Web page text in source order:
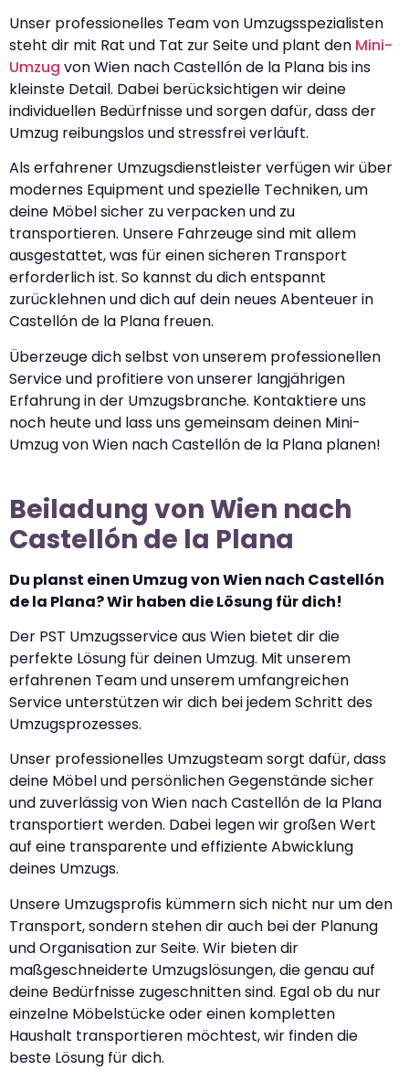
Unser professionelles Team von Umzugsspezialisten
steht dir mit Rat und Tat zur Seite und plant den Mini-
Umzug von Wien nach Castellón de la Plana bis ins
kleinste Detail. Dabei berücksichtigen wir deine
individuellen Bedürfnisse und sorgen dafür, dass der
Umzug reibungslos und stressfrei verläuft.
Als erfahrener Umzugsdienstleister verfügen wir über
modernes Equipment und spezielle Techniken, um
deine Möbel sicher zu verpacken und zu
transportieren. Unsere Fahrzeuge sind mit allem
ausgestattet, was für einen sicheren Transport
erforderlich ist. So kannst du dich entspannt
zurücklehnen und dich auf dein neues Abenteuer in
Castellón de la Plana freuen.
Überzeuge dich selbst von unserem professionellen
Service und profitiere von unserer langjährigen
Erfahrung in der Umzugsbranche. Kontaktiere uns
noch heute und lass uns gemeinsam deinen Mini-
Umzug von Wien nach Castellón de la Plana planen!
Beiladung von Wien nach
Castellón de la Plana
Du planst einen Umzug von Wien nach Castellón
de la Plana? Wir haben die Lösung für dich!
Der PST Umzugsservice aus Wien bietet dir die
perfekte Lösung für deinen Umzug. Mit unserem
erfahrenen Team und unserem umfangreichen
Service unterstützen wir dich bei jedem Schritt des
Umzugsprozesses.
Unser professionelles Umzugsteam sorgt dafür, dass
deine Möbel und persönlichen Gegenstände sicher
und zuverlässig von Wien nach Castellón de la Plana
transportiert werden. Dabei legen wir großen Wert
auf eine transparente und effiziente Abwicklung
deines Umzugs.
Unsere Umzugsprofis kümmern sich nicht nur um den
Transport, sondern stehen dir auch bei der Planung
und Organisation zur Seite. Wir bieten dir
maßgeschneiderte Umzugslösungen, die genau auf
deine Bedürfnisse zugeschnitten sind. Egal ob du nur
einzelne Möbelstücke oder einen kompletten
Haushalt transportieren möchtest, wir finden die
beste Lösung für dich.